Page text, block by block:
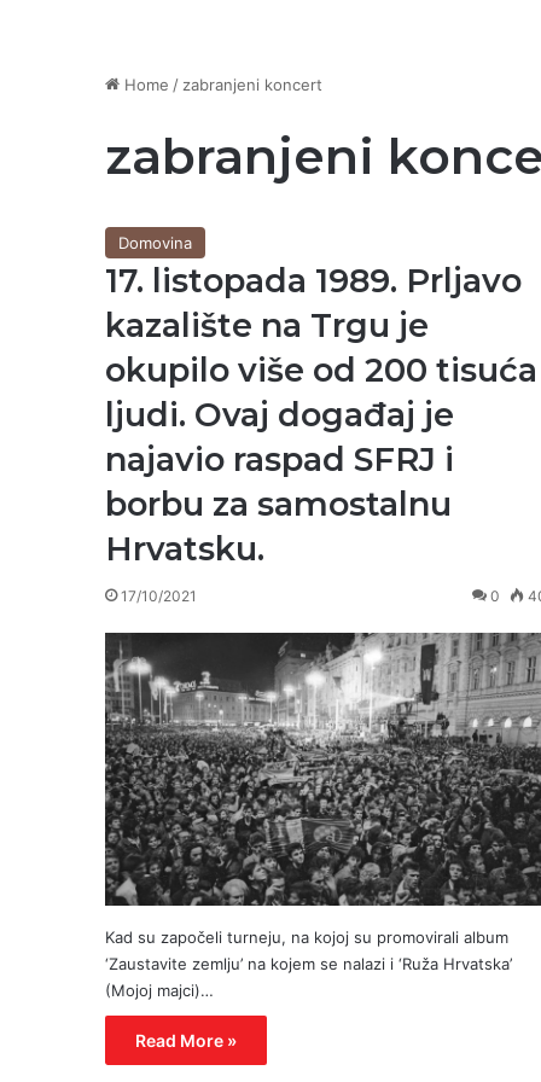
Home / zabranjeni koncert
zabranjeni
Domovina
17. listopada 1989. Prljavo
kazalište na Trgu je
okupilo više od 200 tisuća
ljudi. Ovaj događaj je
najavio raspad SFRJ i
borbu za samostalnu
Hrvatsku.
17/10/2021 0
Kad su započeli turneju, na kojoj su promovirali album
‘Zaustavite zemlju’ na kojem se nalazi i ‘Ruža Hrvatska’
(Mojoj majci)…
Read More »